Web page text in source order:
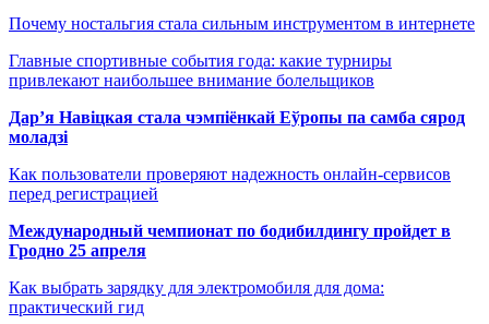
Почему ностальгия стала сильным инструментом в интернете
Главные спортивные события года: какие турниры
привлекают наибольшее внимание болельщиков
Дар’я Навіцкая стала чэмпіёнкай Еўропы па самба сярод
моладзі
Как пользователи проверяют надежность онлайн-сервисов
перед регистрацией
Международный чемпионат по бодибилдингу пройдет в
Гродно 25 апреля
Как выбрать зарядку для электромобиля для дома:
практический гид